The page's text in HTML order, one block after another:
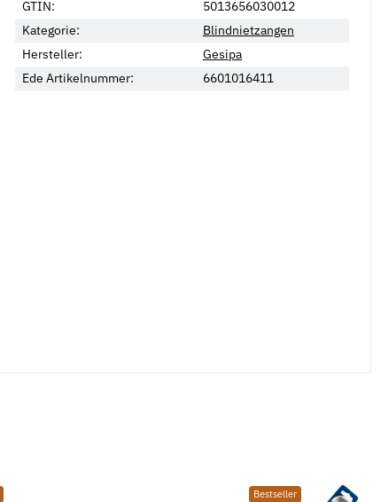
GTIN:
5013656030012
Kategorie:
Blindnietzangen
Hersteller:
Gesipa
Ede Artikelnummer:
6601016411
Bestseller